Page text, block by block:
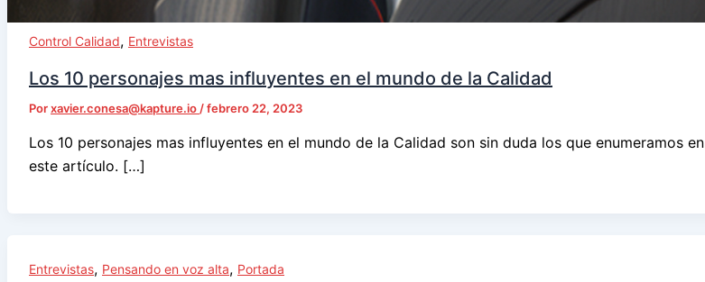
Control Calidad, Entrevistas
Los 10 personajes mas influyentes en el mundo de la Calidad
Porxavier.conesa@kapture.io /febrero 22, 2023
Los 10 personajes mas influyentes en el mundo de la Calidad son sin duda los que enumeramos en
este artículo. […]
Entrevistas, Pensando en voz alta, Portada